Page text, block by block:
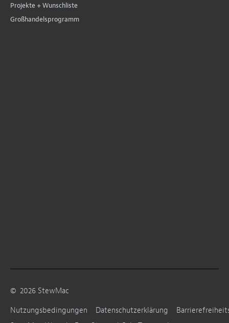
Projekte + Wunschliste
Großhandelsprogramm
© 2026 StewMac
Nutzungsbedingungen
Datenschutzerklärung